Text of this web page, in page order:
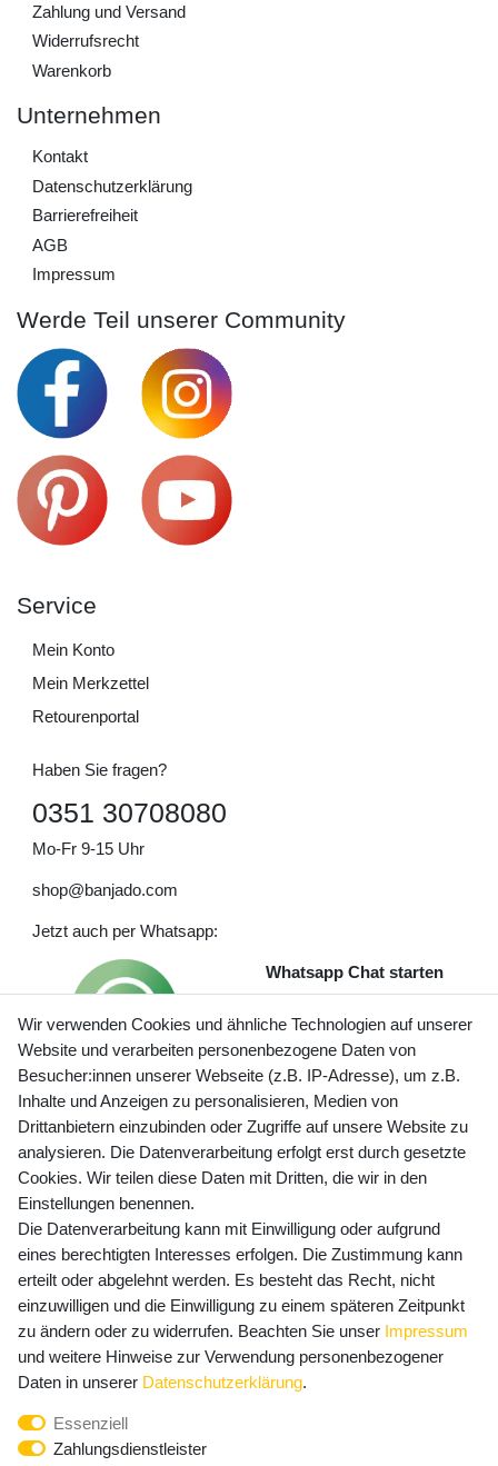
Zahlung und Versand
Widerrufs­recht
Warenkorb
Unternehmen
Kontakt
Daten­schutz­erklärung
Barrierefreiheit
AGB
Impressum
Werde Teil unserer Community
Service
Mein Konto
Mein Merkzettel
Retourenportal
Haben Sie fragen?
0351 30708080
Mo-Fr 9-15 Uhr
shop@banjado.com
Jetzt auch per Whatsapp:
Whatsapp Chat starten
Preisangaben inkl. gesetzl. MwSt. und zzgl. Service- und
Versandkosten
Newsletter Anmeldung - Keine Angebote
mehr verpassen!
E-MAIL **
Newsletter
Honig
Hiermit bestätige ich, dass ich dieDaten­schutz­erklärung
widerrufen.**
Wir verwenden Cookies und ähnliche Technologien auf unserer
Website und verarbeiten personenbezogene Daten von
Besucher:innen unserer Webseite (z.B. IP-Adresse), um z.B.
Inhalte und Anzeigen zu personalisieren, Medien von
Drittanbietern einzubinden oder Zugriffe auf unsere Website zu
analysieren. Die Datenverarbeitung erfolgt erst durch gesetzte
Cookies. Wir teilen diese Daten mit Dritten, die wir in den
Einstellungen benennen.
Die Datenverarbeitung kann mit Einwilligung oder aufgrund
eines berechtigten Interesses erfolgen. Die Zustimmung kann
erteilt oder abgelehnt werden. Es besteht das Recht, nicht
einzuwilligen und die Einwilligung zu einem späteren Zeitpunkt
zu ändern oder zu widerrufen. Beachten Sie unser Impressum
und weitere Hinweise zur Verwendung personenbezogener
Daten in unserer Daten­schutz­erklärung.
Essenziell
Zahlungsdienstleister